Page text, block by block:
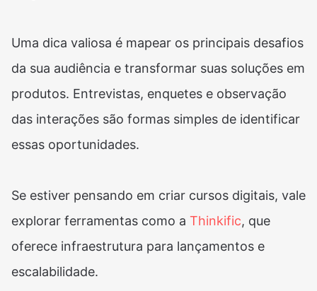
Uma dica valiosa é mapear os principais desafios
da sua audiência e transformar suas soluções em
produtos. Entrevistas, enquetes e observação
das interações são formas simples de identificar
essas oportunidades.
Se estiver pensando em criar cursos digitais, vale
explorar ferramentas como a Thinkific, que
oferece infraestrutura para lançamentos e
escalabilidade.